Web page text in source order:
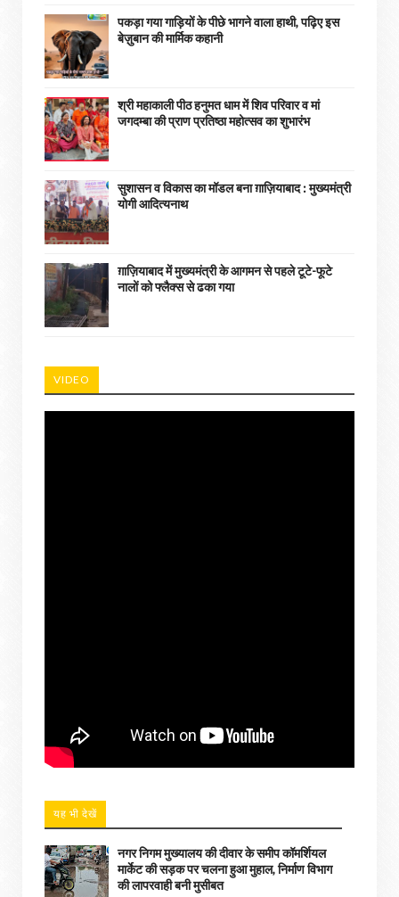
पकड़ा गया गाड़ियों के पीछे भागने वाला हाथी, पढ़िए इस
बेज़ुबान की मार्मिक कहानी
श्री महाकाली पीठ हनुमत धाम में शिव परिवार व मां
जगदम्बा की प्राण प्रतिष्ठा महोत्सव का शुभारंभ
सुशासन व विकास का मॉडल बना ग़ाज़ियाबाद : ​मुख्यमंत्री
योगी आदित्यनाथ
ग़ाज़ियाबाद में मुख्यमंत्री के आगमन से पहले टूटे-फूटे
नालों को फ्लैक्स से ढका गया
VIDEO
यह भी देखें
नगर निगम मुख्यालय की दीवार के समीप कॉमर्शियल
मार्केट की सड़क पर चलना हुआ मुहाल, निर्माण विभाग
की लापरवाही बनी मुसीबत